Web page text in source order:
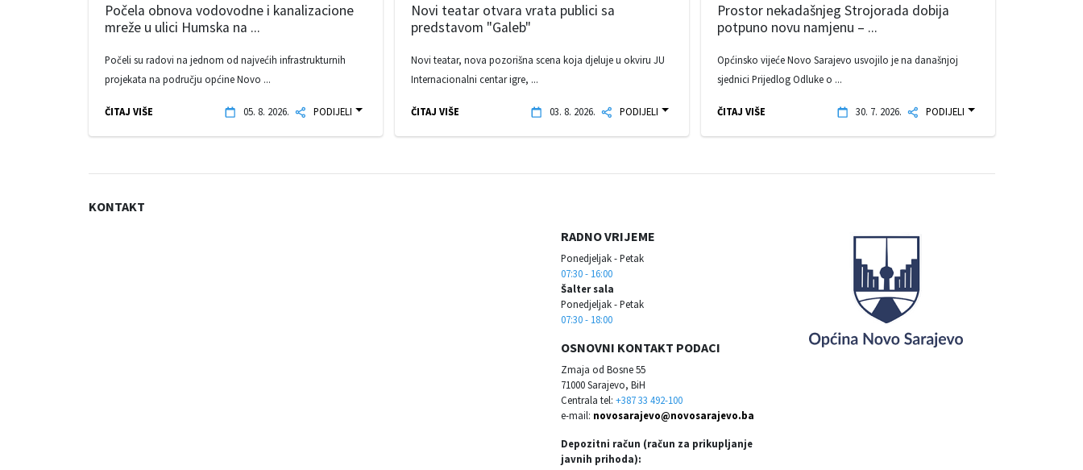
Počela obnova vodovodne i kanalizacione
mreže u ulici Humska na ...
Počeli su radovi na jednom od najvećih infrastrukturnih
projekata na području općine Novo ...
ČITAJ VIŠE 05. 8. 2026. PODIJELI
Novi teatar otvara vrata publici sa
predstavom "Galeb"
Novi teatar, nova pozorišna scena koja djeluje u okviru JU
Internacionalni centar igre, ...
ČITAJ VIŠE 03. 8. 2026. PODIJELI
Prostor nekadašnjeg Strojorada dobija
potpuno novu namjenu – ...
Općinsko vijeće Novo Sarajevo usvojilo je na današnjoj
sjednici Prijedlog Odluke o ...
ČITAJ VIŠE 30. 7. 2026. PODIJELI
KONTAKT
RADNO VRIJEME
Ponedjeljak - Petak
07:30 - 16:00
Šalter sala
Ponedjeljak - Petak
07:30 - 18:00
OSNOVNI KONTAKT PODACI
Zmaja od Bosne 55
71000 Sarajevo, BiH
Centrala tel: +387 33 492-100
e-mail: novosarajevo@novosarajevo.ba
Depozitni račun (račun za prikupljanje
javnih prihoda):